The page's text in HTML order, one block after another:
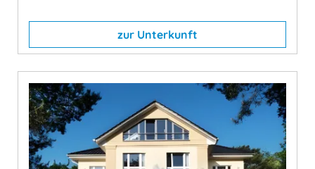
zur Unterkunft